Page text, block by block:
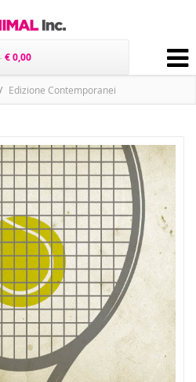
- € 0,00
Edizione Contemporanei